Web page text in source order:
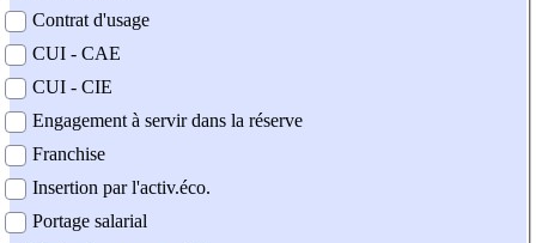
Contrat d'usage
CUI - CAE
CUI - CIE
Engagement à servir dans la réserve
Franchise
Insertion par l'activ.éco.
Portage salarial